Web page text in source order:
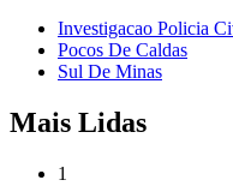
Investigacao Policia
Pocos De Caldas
Sul De Minas
Mais Lidas
1